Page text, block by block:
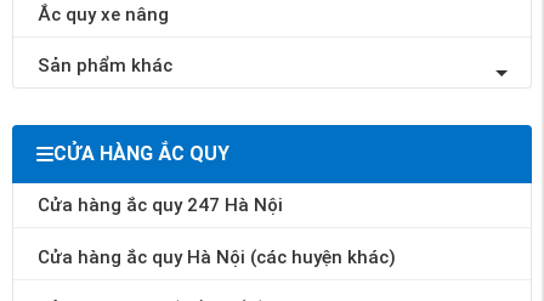
Ắc quy xe nâng
Sản phẩm khác
CỬA HÀNG ẮC QUY
Cửa hàng ắc quy 247 Hà Nội
Cửa hàng ắc quy Hà Nội (các huyện khác)